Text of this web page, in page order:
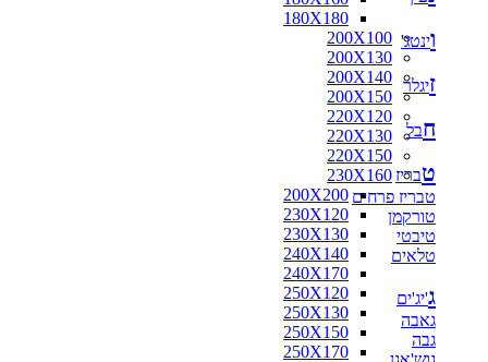
180X180
200X100
200X130
200X140
200X150
220X120
220X130
220X150
230X160
200X200
230X120
230X130
240X140
240X170
250X120
250X130
250X150
250X170
וינטג'
זיגלר
חבל
טבריז
טבריז פרחים
טורקמן
טיבטי
טלאים
ג'יג'ים
גאבה
גבה